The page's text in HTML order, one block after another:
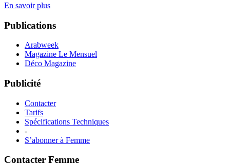
En savoir plus
Publications
Arabweek
Magazine Le Mensuel
Déco Magazine
Publicité
Contacter
Tarifs
Spécifications Techniques
-
S’abonner à Femme
Contacter Femme